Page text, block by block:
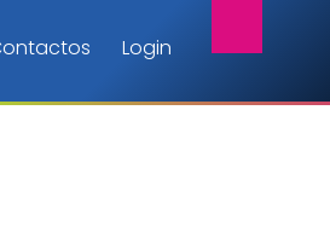
Login